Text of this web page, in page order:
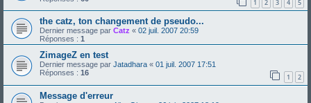
1 2 3 4 5
the catz, ton changement de pseudo...
Dernier message par Catz « 02 juil. 2007 20:59
Réponses : 1
ZimageZ en test
Dernier message par Jatadhara « 01 juil. 2007 17:51
Réponses : 16 1 2
Message d'erreur